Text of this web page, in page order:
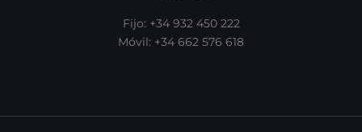
Fijo: +34 932 450 222
Móvil: +34 662 576 618